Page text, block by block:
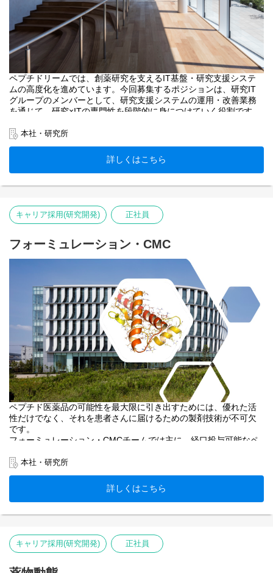
ペプチドリームでは、創薬研究を支えるIT基盤・研究支援システ
ムの高度化を進めています。今回募集するポジションは、研究IT
グループのメンバーとして、研究支援システムの運用・改善業務
を通じて、研究×ITの専門性を段階的に身につけていく役割です。
本社・研究所
詳しくはこちら
キャリア採用(研究開発) 正社員
フォーミュレーション・CMC
ペプチド医薬品の可能性を最大限に引き出すためには、優れた活
性だけでなく、それを患者さんに届けるための製剤技術が不可欠
です。
フォーミュレーション・CMCチームでは主に、経口投与可能なペ
います。
発まで幅広く関与し、「研究成果を医薬品へと変える」役割を担
を共に創り上げていただける方を募集します。
本社・研究所
詳しくはこちら
キャリア採用(研究開発) 正社員